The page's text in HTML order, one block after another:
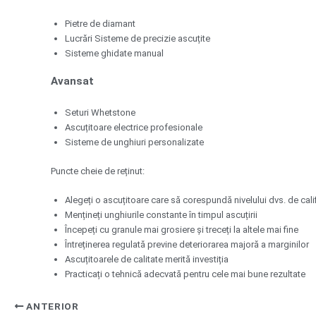
Pietre de diamant
Lucrări Sisteme de precizie ascuțite
Sisteme ghidate manual
Avansat
Seturi Whetstone
Ascuțitoare electrice profesionale
Sisteme de unghiuri personalizate
Puncte cheie de reținut:
Alegeți o ascuțitoare care să corespundă nivelului dvs. de
Mențineți unghiurile constante în timpul ascuțirii
Începeți cu granule mai grosiere și treceți la altele mai fine
Întreținerea regulată previne deteriorarea majoră a marginilor
Ascuțitoarele de calitate merită investiția
Practicați o tehnică adecvată pentru cele mai bune rezultate
ANTERIOR